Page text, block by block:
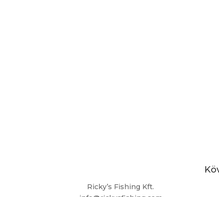
Ricky’s Fishing Kft.